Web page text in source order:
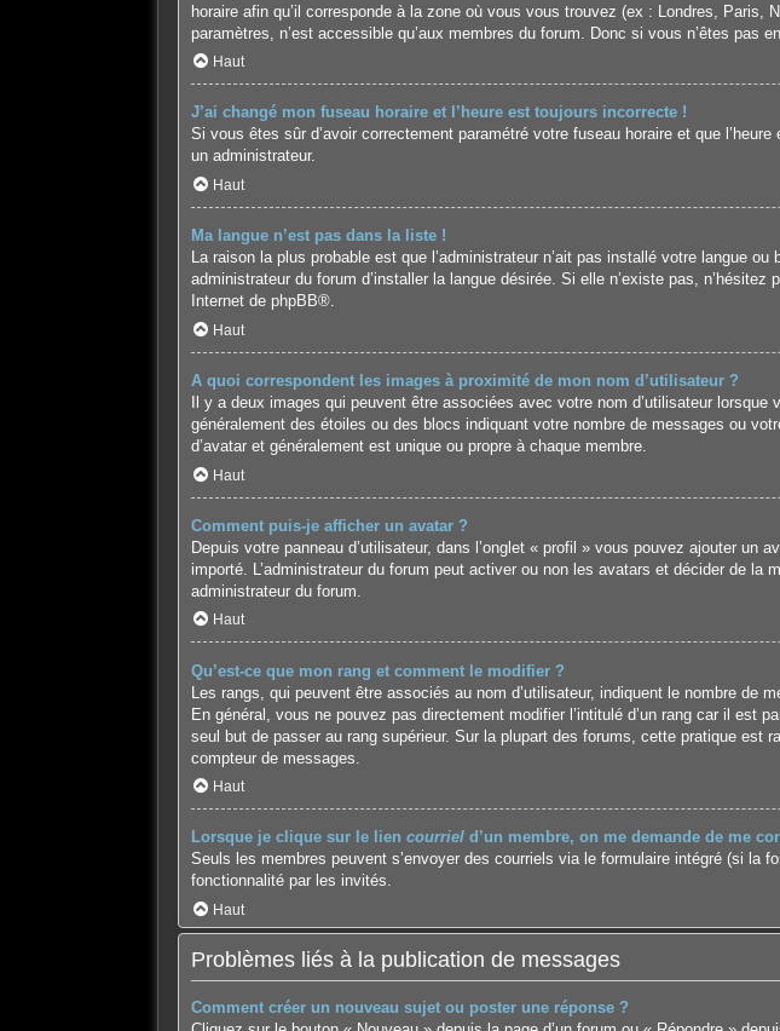
horaire afin qu’il corresponde à la zone où vous vous trouvez (ex : Londres,
paramètres, n’est accessible qu’aux membres du forum. Donc si vous n’êtes pas
Haut
J’ai changé mon fuseau horaire et l’heure est toujours incorrecte !
Si vous êtes sûr d’avoir correctement paramétré votre fuseau horaire et que
un administrateur.
Haut
Ma langue n’est pas dans la liste !
La raison la plus probable est que l’administrateur n’ait pas installé votre langue
administrateur du forum d’installer la langue désirée. Si elle n’existe pas,
Internet de phpBB®.
Haut
A quoi correspondent les images à proximité de mon nom d’utilisateur ?
Il y a deux images qui peuvent être associées avec votre nom d’utilisateur
généralement des étoiles ou des blocs indiquant votre nombre de messages ou
d’avatar et généralement est unique ou propre à chaque membre.
Haut
Comment puis-je afficher un avatar ?
Depuis votre panneau d’utilisateur, dans l’onglet « profil » vous pouvez ajouter un
importé. L’administrateur du forum peut activer ou non les avatars et décider de
administrateur du forum.
Haut
Qu’est-ce que mon rang et comment le modifier ?
Les rangs, qui peuvent être associés au nom d’utilisateur, indiquent le nombre de
En général, vous ne pouvez pas directement modifier l’intitulé d’un rang car il est
seul but de passer au rang supérieur. Sur la plupart des forums, cette pratique est
compteur de messages.
Haut
Lorsque je clique sur le lien courrield’un membre, on me demande de me
Seuls les membres peuvent s’envoyer des courriels via le formulaire intégré (si la
fonctionnalité par les invités.
Haut
Problèmes liés à la publication de messages
Comment créer un nouveau sujet ou poster une réponse ?